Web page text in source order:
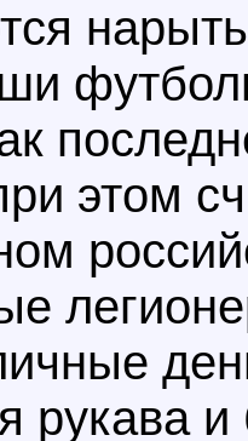
этом
рукава